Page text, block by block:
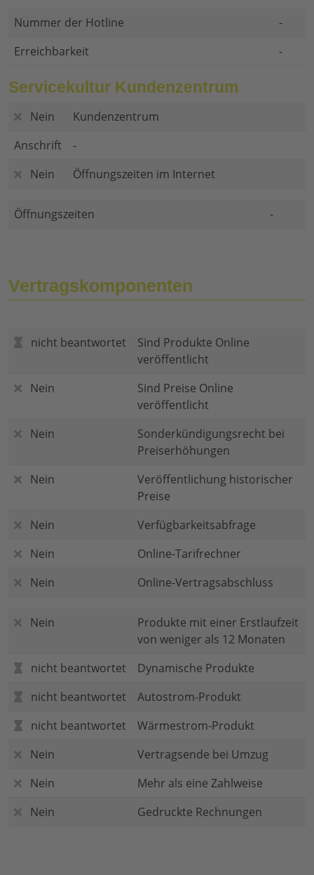
Nummer der Hotline
-
Erreichbarkeit
-
Servicekultur Kundenzentrum
Nein
Kundenzentrum
Anschrift
-
Nein
Öffnungszeiten im Internet
Öffnungszeiten -
Vertragskomponenten
nicht beantwortet
Sind Produkte Online
veröffentlicht
Nein
Sind Preise Online
veröffentlicht
Nein
Sonderkündigungsrecht bei
Preiserhöhungen
Nein
Veröffentlichung historischer
Preise
Nein
Verfügbarkeitsabfrage
Nein
Online-Tarifrechner
Nein
Online-Vertragsabschluss
Nein
Produkte mit einer Erstlaufzeit
von weniger als 12 Monaten
nicht beantwortet
Dynamische Produkte
nicht beantwortet
Autostrom-Produkt
nicht beantwortet
Wärmestrom-Produkt
Nein
Vertragsende bei Umzug
Nein
Mehr als eine Zahlweise
Nein
Gedruckte Rechnungen